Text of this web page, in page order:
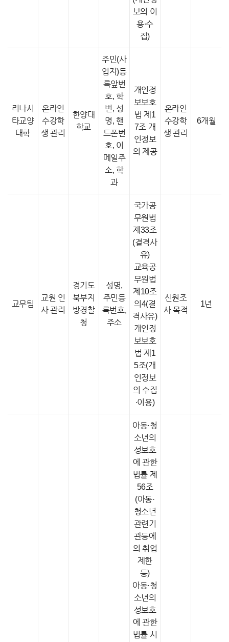
보의 이
용∙수
집)
리나시
타교양
대학
온라인
수강학
생 관리
한양대
학교
주민(사
업자)등
록앞번
호, 학
번, 성
명, 핸
드폰번
호, 이
메일주
소, 학
과
개인정
보보호
법 제1
7조 개
인정보
의 제공
온라인
수강학
생 관리
6개월
교무팀
교원 인
사 관리
경기도
북부지
방경찰
청
성명,
주민등
록번호,
주소
국가공
무원법
제33조
(결격사
유)
교육공
무원법
제10조
의4(결
격사유)
개인정
보보호
법 제1
5조(개
인정보
의 수집
∙이용)
신원조
사 목적
1년
아동·청
소년의
성보호
에 관한
법률 제
56조
(아동·
청소년
관련기
관등에
의 취업
제한
등)
아동·청
소년의
성보호
에 관한
법률 시